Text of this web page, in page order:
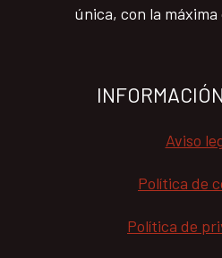
única, con la
Aviso
Política de
Política de